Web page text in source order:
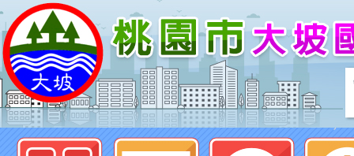
歡迎參觀：neildpestycedu佈景設